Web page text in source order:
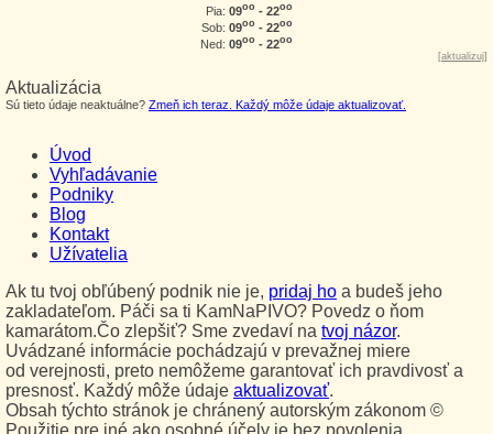
Pia: 09oo - 22oo
Sob: 09oo - 22oo
Ned: 09oo - 22oo
[aktualizuj]
Aktualizácia
Sú tieto údaje neaktuálne? Zmeň ich teraz. Každý môže údaje aktualizovať.
Úvod
Vyhľadávanie
Podniky
Blog
Kontakt
Užívatelia
Ak tu tvoj obľúbený podnik nie je, pridaj ho a budeš jeho
zakladateľom. Páči sa ti KamNaPIVO? Povedz o ňom
kamarátom.Čo zlepšiť? Sme zvedaví na tvoj názor.
Uvádzané informácie pochádzajú v prevažnej miere
od verejnosti, preto nemôžeme garantovať ich pravdivosť a
presnosť. Každý môže údaje aktualizovať.
Obsah týchto stránok je chránený autorským zákonom ©
Použitie pre iné ako osobné účely je bez povolenia